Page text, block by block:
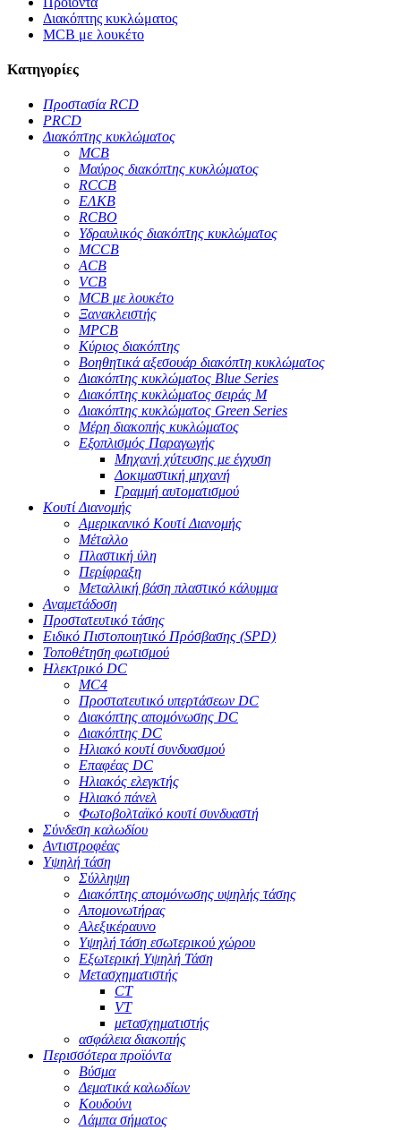
Διακόπτης κυκλώματος
MCB με λουκέτο
Κατηγορίες
Προστασία RCD
PRCD
Διακόπτης κυκλώματος
MCB
Μαύρος διακόπτης κυκλώματος
RCCB
ΕΛΚΒ
RCBO
Υδραυλικός διακόπτης κυκλώματος
MCCB
ACB
VCB
MCB με λουκέτο
Ξανακλειστής
MPCB
Κύριος διακόπτης
Βοηθητικά αξεσουάρ διακόπτη κυκλώματος
Διακόπτης κυκλώματος Blue Series
Διακόπτης κυκλώματος σειράς M
Διακόπτης κυκλώματος Green Series
Μέρη διακοπής κυκλώματος
Εξοπλισμός Παραγωγής
Μηχανή χύτευσης με έγχυση
Δοκιμαστική μηχανή
Γραμμή αυτοματισμού
Κουτί Διανομής
Αμερικανικό Κουτί Διανομής
Μέταλλο
Πλαστική ύλη
Περίφραξη
Μεταλλική βάση πλαστικό κάλυμμα
Αναμετάδοση
Προστατευτικό τάσης
Ειδικό Πιστοποιητικό Πρόσβασης (SPD)
Τοποθέτηση φωτισμού
Ηλεκτρικό DC
MC4
Προστατευτικό υπερτάσεων DC
Διακόπτης απομόνωσης DC
Διακόπτης DC
Ηλιακό κουτί συνδυασμού
Επαφέας DC
Ηλιακός ελεγκτής
Ηλιακό πάνελ
Φωτοβολταϊκό κουτί συνδυαστή
Σύνδεση καλωδίου
Αντιστροφέας
Υψηλή τάση
Σύλληψη
Διακόπτης απομόνωσης υψηλής τάσης
Απομονωτήρας
Αλεξικέραυνο
Υψηλή τάση εσωτερικού χώρου
Εξωτερική Υψηλή Τάση
Μετασχηματιστής
CT
VT
μετασχηματιστής
ασφάλεια διακοπής
Περισσότερα προϊόντα
Βύσμα
Δεματικά καλωδίων
Κουδούνι
Λάμπα σήματος